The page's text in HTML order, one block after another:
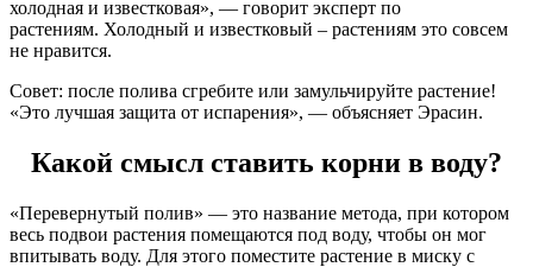
холодная и известковая», — говорит эксперт по
растениям. Холодный и известковый – растениям это совсем
не нравится.
Совет: после полива сгребите или замульчируйте растение!
«Это лучшая защита от испарения», — объясняет Эрасин.
Какой смысл ставить корни в воду?
«Перевернутый полив» — это название метода, при котором
весь подвои растения помещаются под воду, чтобы он мог
впитывать воду. Для этого поместите растение в миску с